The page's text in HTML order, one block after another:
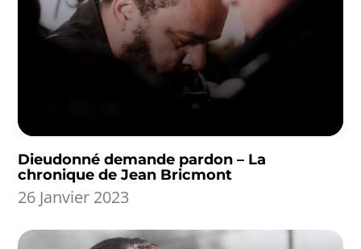
Dieudonné demande pardon – La
chronique de Jean Bricmont
26 Janvier 2023